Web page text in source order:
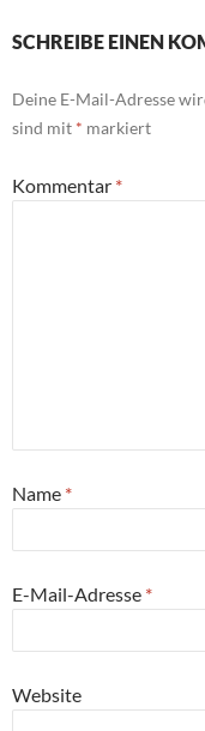
SCHREIBE EINEN
Deine E-Mail-Adresse
sind mit * markiert
Kommentar *
Name *
E-Mail-Adresse *
Website